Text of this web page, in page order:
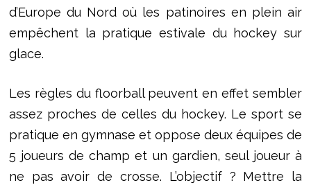
d’Europe du Nord où les patinoires en plein air
empêchent la pratique estivale du hockey sur
glace.
Les règles du floorball peuvent en effet sembler
assez proches de celles du hockey. Le sport se
pratique en gymnase et oppose deux équipes de
5 joueurs de champ et un gardien, seul joueur à
ne pas avoir de crosse. L’objectif ? Mettre la